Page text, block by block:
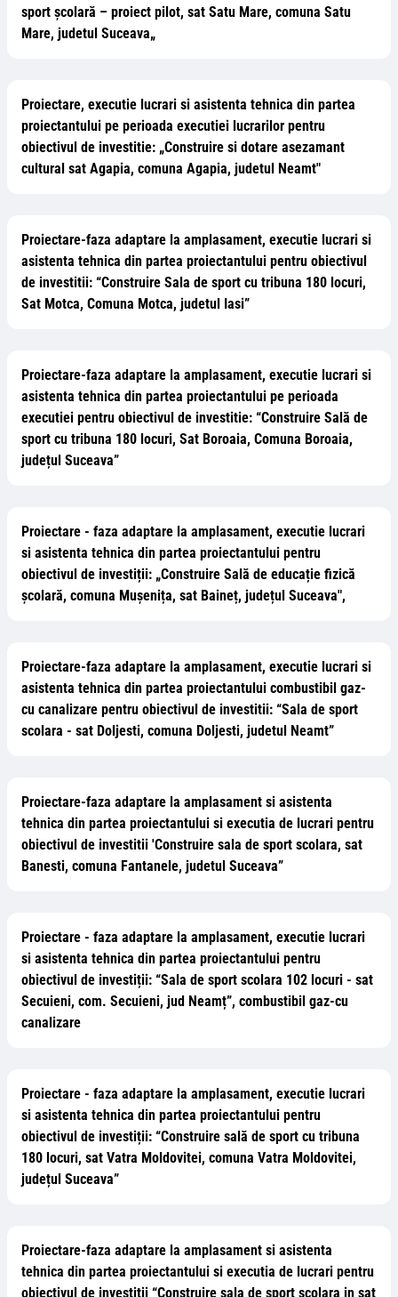
sport școlară – proiect pilot, sat Satu Mare, comuna Satu
Mare, judetul Suceava„
Proiectare, executie lucrari si asistenta tehnica din partea
proiectantului pe perioada executiei lucrarilor pentru
obiectivul de investitie: „Construire si dotare asezamant
cultural sat Agapia, comuna Agapia, judetul Neamt"
Proiectare-faza adaptare la amplasament, executie lucrari si
asistenta tehnica din partea proiectantului pentru obiectivul
de investitii: “Construire Sala de sport cu tribuna 180 locuri,
Sat Motca, Comuna Motca, judetul Iasi”
Proiectare-faza adaptare la amplasament, executie lucrari si
asistenta tehnica din partea proiectantului pe perioada
executiei pentru obiectivul de investitie: “Construire Sală de
sport cu tribuna 180 locuri, Sat Boroaia, Comuna Boroaia,
județul Suceava”
Proiectare - faza adaptare la amplasament, executie lucrari
si asistenta tehnica din partea proiectantului pentru
obiectivul de investiții: „Construire Sală de educație fizică
școlară, comuna Mușenița, sat Baineț, județul Suceava",
Proiectare-faza adaptare la amplasament, executie lucrari si
asistenta tehnica din partea proiectantului combustibil gaz-
cu canalizare pentru obiectivul de investitii: “Sala de sport
scolara - sat Doljesti, comuna Doljesti, judetul Neamt”
Proiectare-faza adaptare la amplasament si asistenta
tehnica din partea proiectantului si executia de lucrari pentru
obiectivul de investitii 'Construire sala de sport scolara, sat
Banesti, comuna Fantanele, judetul Suceava”
Proiectare - faza adaptare la amplasament, executie lucrari
si asistenta tehnica din partea proiectantului pentru
obiectivul de investiții: “Sala de sport scolara 102 locuri - sat
Secuieni, com. Secuieni, jud Neamț”, combustibil gaz-cu
canalizare
Proiectare - faza adaptare la amplasament, executie lucrari
si asistenta tehnica din partea proiectantului pentru
obiectivul de investiții: “Construire sală de sport cu tribuna
180 locuri, sat Vatra Moldovitei, comuna Vatra Moldovitei,
județul Suceava”
Proiectare-faza adaptare la amplasament si asistenta
tehnica din partea proiectantului si executia de lucrari pentru
obiectivul de investitii “Construire sala de sport scolara in sat